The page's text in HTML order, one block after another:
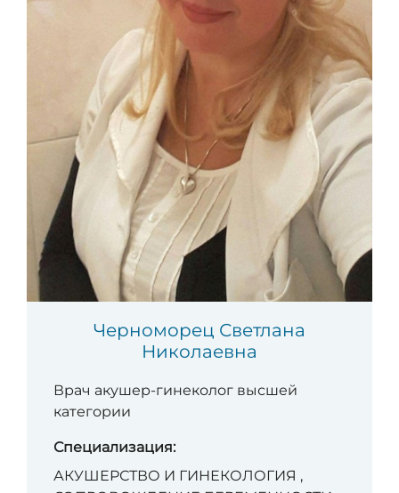
Черноморец Светлана
Николаевна
Врач акушер-гинеколог высшей
категории
Специализация:
АКУШЕРСТВО И ГИНЕКОЛОГИЯ ,